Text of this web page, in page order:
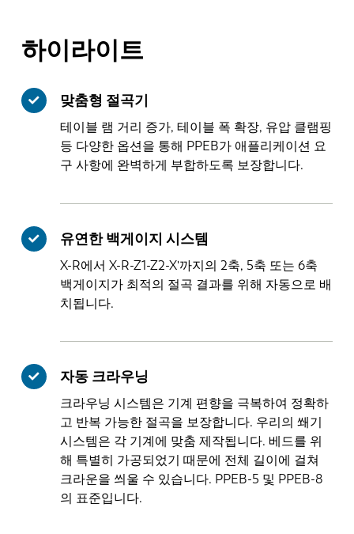
하이라이트
맞춤형 절곡기
테이블 램 거리 증가, 테이블 폭 확장, 유압 클램핑
등 다양한 옵션을 통해 PPEB가 애플리케이션 요
구 사항에 완벽하게 부합하도록 보장합니다.
유연한 백게이지 시스템
X-R에서 X-R-Z1-Z2-X'까지의 2축, 5축 또는 6축
백게이지가 최적의 절곡 결과를 위해 자동으로 배
치됩니다.
자동 크라우닝
크라우닝 시스템은 기계 편향을 극복하여 정확하
고 반복 가능한 절곡을 보장합니다. 우리의 쐐기
시스템은 각 기계에 맞춤 제작됩니다. 베드를 위
해 특별히 가공되었기 때문에 전체 길이에 걸쳐
크라운을 씌울 수 있습니다. PPEB-5 및 PPEB-8
의 표준입니다.